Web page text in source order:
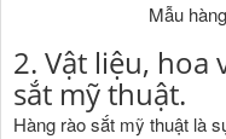
Mẫu
2. Vật liệu, hoa
sắt mỹ thuật.
Hàng rào sắt mỹ thuật là